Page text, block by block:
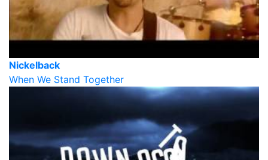
Nickelback
When We Stand Together